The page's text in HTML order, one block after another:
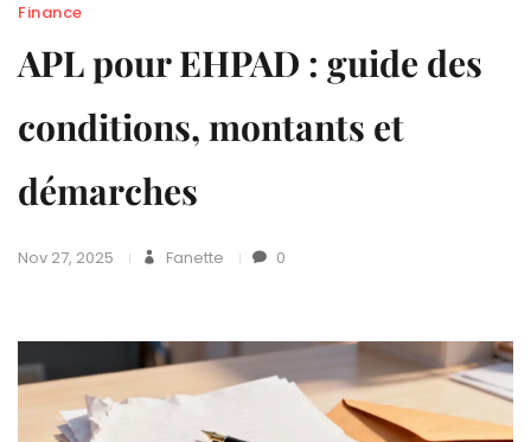
Finance
APL pour EHPAD : guide des
conditions, montants et
démarches
Nov 27, 2025 Fanette 0